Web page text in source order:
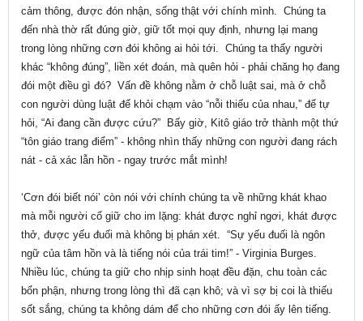
cảm thông, được đón nhận, sống thật với chính mình. Chúng ta
đến nhà thờ rất đúng giờ, giữ tốt mọi quy định, nhưng lại mang
trong lòng những cơn đói không ai hỏi tới. Chúng ta thấy người
khác “không đúng”, liền xét đoán, mà quên hỏi - phải chăng họ đang
đói một điều gì đó? Vấn đề không nằm ở chỗ luật sai, mà ở chỗ
con người dùng luật để khỏi chạm vào “nỗi thiếu của nhau,” để tự
hỏi, “Ai đang cần được cứu?” Bấy giờ, Kitô giáo trở thành một thứ
“tôn giáo trang điểm” - không nhìn thấy những con người đang rách
nát - cả xác lẫn hồn - ngay trước mắt mình!
‘Cơn đói biết nói’ còn nói với chính chúng ta về những khát khao
mà mỗi người cố giữ cho im lặng: khát được nghỉ ngơi, khát được
thở, được yếu đuối mà không bị phán xét. “Sự yếu đuối là ngôn
ngữ của tâm hồn và là tiếng nói của trái tim!” - Virginia Burges.
Nhiều lúc, chúng ta giữ cho nhịp sinh hoạt đều đặn, chu toàn các
bổn phận, nhưng trong lòng thì đã cạn khô; và vì sợ bị coi là thiếu
sốt sắng, chúng ta không dám để cho những cơn đói ấy lên tiếng.